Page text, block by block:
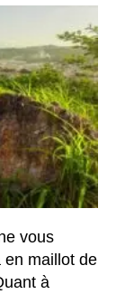
vous
en maillot de
à